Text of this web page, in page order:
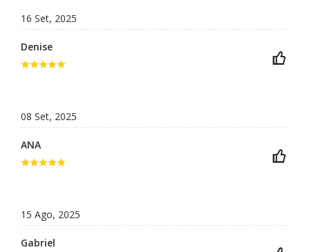
16 Set, 2025
Denise
08 Set, 2025
ANA
15 Ago, 2025
Gabriel